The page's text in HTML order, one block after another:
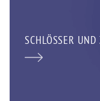
SCHLÖSSER UND